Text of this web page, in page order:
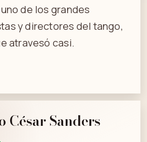
de los grandes
y directores del tango,
atravesó casi.
César Sanders